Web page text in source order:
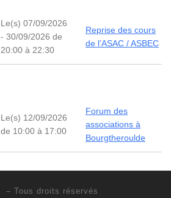
Le(s) 07/09/2026
- 30/09/2026 de
20:00 à 22:30
Reprise des cours
de l’ASAC / ASBEC
Le(s) 12/09/2026
de 10:00 à 17:00
Forum des
associations à
Bourgtheroulde
– Tous droits réservés